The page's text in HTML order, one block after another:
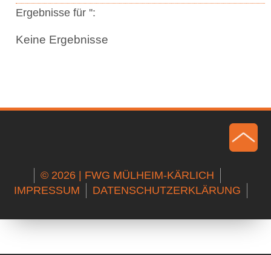
Ergebnisse für '':
Keine Ergebnisse
© 2026 | FWG MÜLHEIM-KÄRLICH
IMPRESSUM
DATENSCHUTZERKLÄRUNG